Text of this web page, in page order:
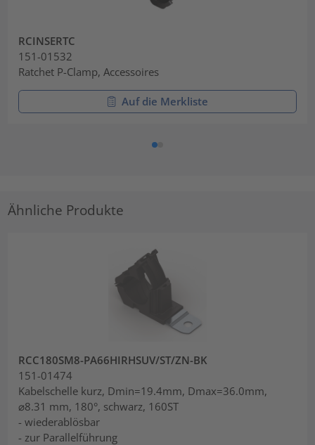
RCINSERTC
151-01532
Ratchet P-Clamp, Accessoires
Auf die Merkliste
Ähnliche Produkte
RCC180SM8-PA66HIRHSUV/ST/ZN-BK
151-01474
Kabelschelle kurz, Dmin=19.4mm, Dmax=36.0mm,
⌀8.31 mm, 180°, schwarz, 160ST
- wiederablösbar
- zur Parallelführung